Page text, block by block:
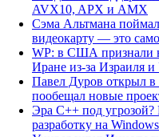
AVX10, APX и AMX
Сэма Альтмана
видеокарту — это
WP: в США признали
Иране из-за Израиля
Павел Дуров открыл
пообещал новые
Эра C++ под угрозой?
разработку на